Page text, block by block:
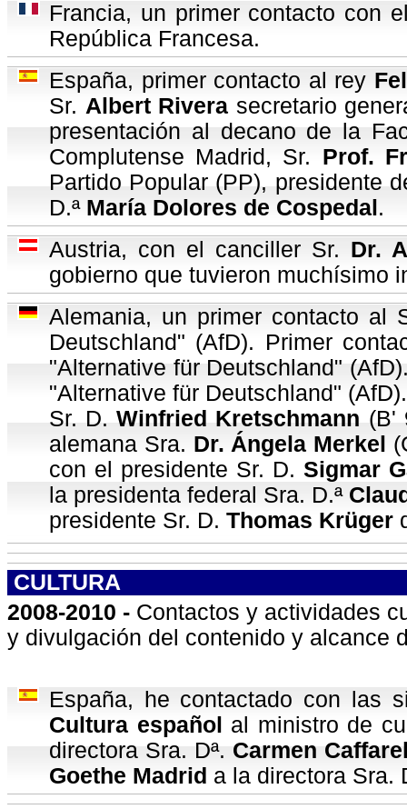
Francia, un primer contacto con
República Francesa.
España, primer contacto al rey
Sr. Albert Rivera secretario
presentación al decano de la
Complutense Madrid, Sr. Prof.
Partido Popular (PP), presidente
D.ª María Dolores de Cospedal .
Austria, con el canciller Sr. Dr.
gobierno que tuvieron muchísimo
Alemania, un primer contacto al
Deutschland" (AfD). Primer
"Alternative für Deutschland"
"Alternative für Deutschland"
Sr. D.Winfried Kretschmann (B'
alemana Sra. Dr. Ángela Merkel
con el presidente Sr. D. Sigmar
la presidenta federal Sra. D.ª
presidente Sr. D. Thomas Krüger
CULTURA
2008-2010 - Contactos y actividades
y divulgación del contenido y alcance
España, he contactado con las
Cultura español
al ministro de
directora Sra. Dª. Carmen
Goethe Madrid a la directora Sra.